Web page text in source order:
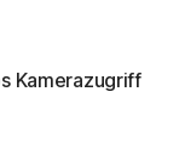
Kamerazugriff